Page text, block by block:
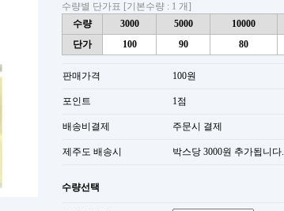
수량별 단가표 [기본수량 : 1 개]
수량
3000 5000 10000
단가
100 90 80
판매가격 100원
포인트 1점
배송비결제 주문시 결제
제주도 배송시 박스당 3000원 추가됩니다.
수량선택